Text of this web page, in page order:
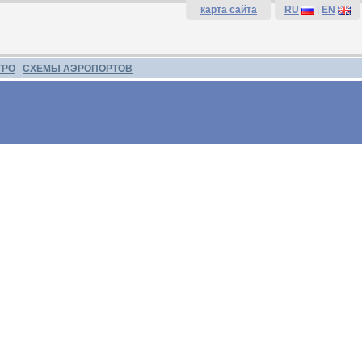
карта сайта RU EN
СХЕМЫ АЭРОПОРТОВ